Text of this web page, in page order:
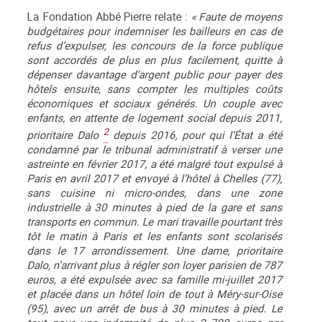
La Fondation Abbé Pierre relate : « Faute de moyens
budgétaires pour indemniser les bailleurs en cas de
refus d’expulser, les concours de la force publique
sont accordés de plus en plus facilement, quitte à
dépenser davantage d’argent public pour payer des
hôtels ensuite, sans compter les multiples coûts
économiques et sociaux générés. Un couple avec
enfants, en attente de logement social depuis 2011,
prioritaire Dalo 2depuis 2016, pour qui l’État a été
condamné par le tribunal administratif à verser une
astreinte en février 2017, a été malgré tout expulsé à
Paris en avril 2017 et envoyé à l’hôtel à Chelles (77),
sans cuisine ni micro-ondes, dans une zone
industrielle à 30 minutes à pied de la gare et sans
transports en commun. Le mari travaille pourtant très
tôt le matin à Paris et les enfants sont scolarisés
dans le 17 arrondissement. Une dame, prioritaire
Dalo, n’arrivant plus à régler son loyer parisien de 787
euros, a été expulsée avec sa famille mi-juillet 2017
et placée dans un hôtel loin de tout à Méry-sur-Oise
(95), avec un arrêt de bus à 30 minutes à pied. Le